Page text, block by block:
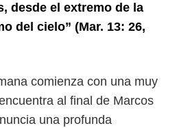
desde el extremo de la
del cielo” (Mar. 13: 26,
comienza con una muy
al final de Marcos
una profunda